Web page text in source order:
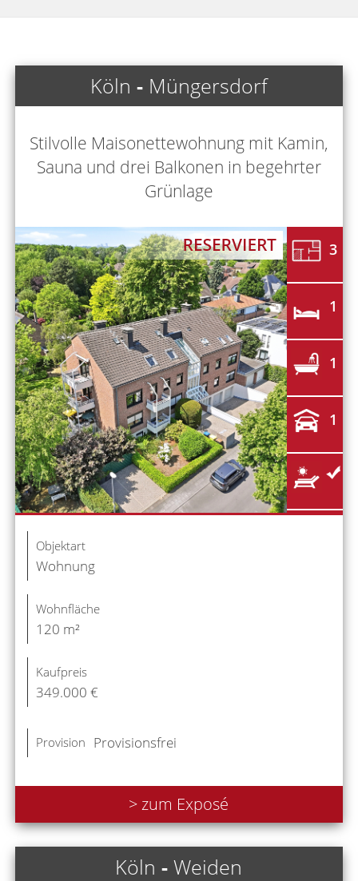
Köln - Müngersdorf
Stilvolle Maisonettewohnung mit Kamin,
Sauna und drei Balkonen in begehrter
Grünlage
3
1
1
1
Objektart
Wohnung
Wohnfläche
120 m²
Kaufpreis
349.000 €
Provision Provisionsfrei
> zum Exposé
Köln -Weiden